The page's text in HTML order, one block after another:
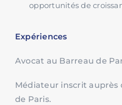
opportunités de
Expériences
Avocat au Barreau de
Médiateur inscrit auprès
de Paris.